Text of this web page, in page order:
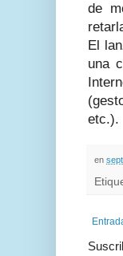
de
El
una
etc.).
en